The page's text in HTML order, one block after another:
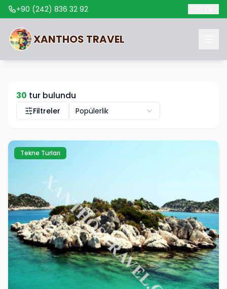
+90 (242) 836 32 92
XANTHOSTRAVEL
30 tur bulundu
Filtreler Popülerlik
Tekne Turları